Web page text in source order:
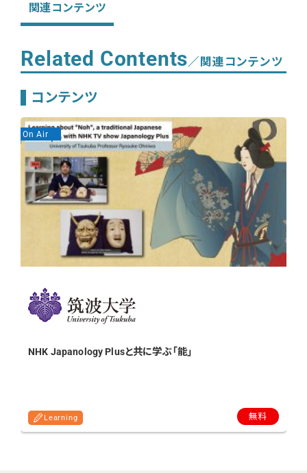
関連コンテンツ
Related Contents／関連コンテンツ
コンテンツ
NHK Japanology Plusと共に学ぶ「能」
Learning 無料
On Air